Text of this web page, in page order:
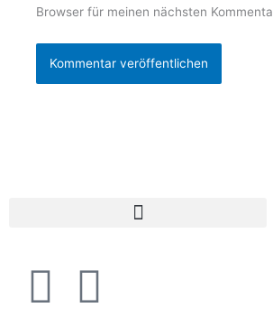
Browser für meinen nächsten
I
F